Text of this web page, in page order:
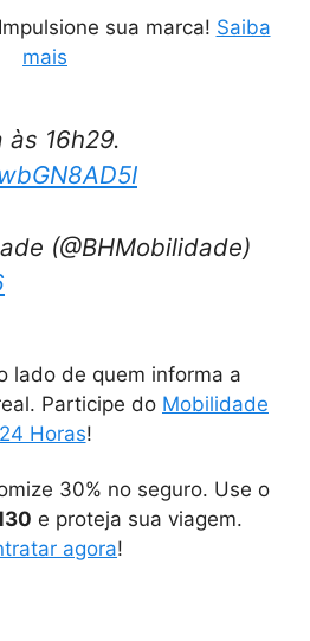
sua marca! Saiba
mais
às 16h29.
(@BHMobilidade)
lado de quem informa a
Participe do Mobilidade
24 Horas!
30% no seguro. Use o
e proteja sua viagem.
agora!